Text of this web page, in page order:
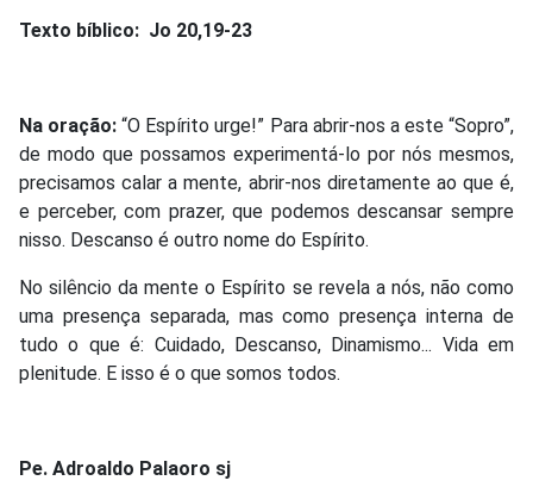
Texto bíblico: Jo 20,19-23
Na oração: “O Espírito urge!” Para abrir-nos a este “Sopro”,
de modo que possamos experimentá-lo por nós mesmos,
precisamos calar a mente, abrir-nos diretamente ao que é,
e perceber, com prazer, que podemos descansar sempre
nisso. Descanso é outro nome do Espírito.
No silêncio da mente o Espírito se revela a nós, não como
uma presença separada, mas como presença interna de
tudo o que é: Cuidado, Descanso, Dinamismo... Vida em
plenitude. E isso é o que somos todos.
Pe. Adroaldo Palaoro sj